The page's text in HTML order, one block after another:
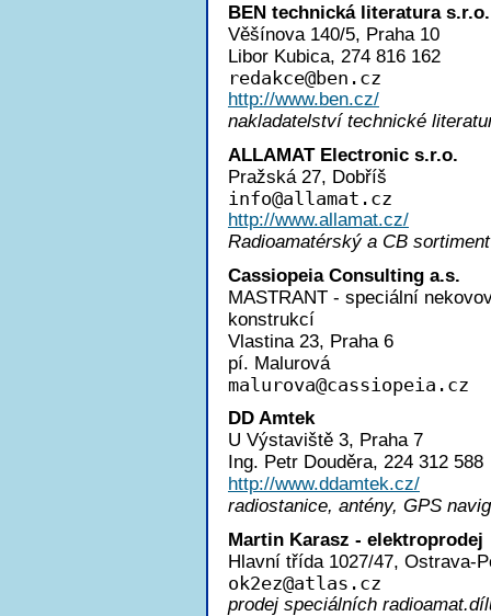
BEN technická literatura s.r.o.
Věšínova 140/5, Praha 10
Libor Kubica, 274 816 162
redakce@ben.cz
http://www.ben.cz/
nakladatelství technické
ALLAMAT Electronic s.r.o.
Pražská 27, Dobříš
info@allamat.cz
http://www.allamat.cz/
Radioamatérský a CB sortiment
Cassiopeia Consulting a.s.
MASTRANT - speciální
konstrukcí
Vlastina 23, Praha 6
pí. Malurová
malurova@cassiopeia.cz
DD Amtek
U Výstaviště 3, Praha 7
Ing. Petr Douděra, 224 312 588
http://www.ddamtek.cz/
radiostanice, antény, GPS
Martin Karasz - elektroprodej
Hlavní třída 1027/47, Ostrava-
ok2ez@atlas.cz
prodej speciálních